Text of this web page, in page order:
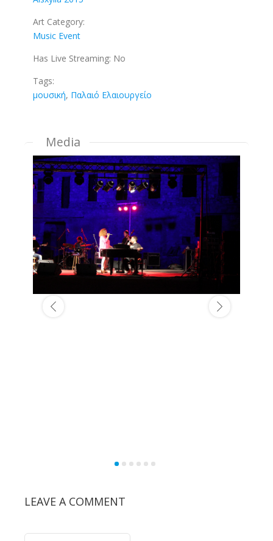
Art Category:
Music Event
Has Live Streaming: No
Tags:
μουσική, Παλαιό Ελαιουργείο
Media
LEAVE A COMMENT